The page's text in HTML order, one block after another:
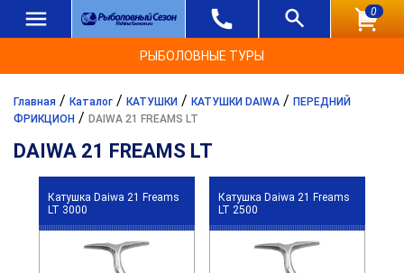
0
РЫБОЛОВНЫЕ ТУРЫ
Главная / Каталог / КАТУШКИ / КАТУШКИ DAIWA / ПЕРЕДНИЙ
ФРИКЦИОН / DAIWA 21 FREAMS LT
DAIWA 21 FREAMS LT
Катушка Daiwa 21 Freams
LT 3000
Катушка Daiwa 21 Freams
LT 2500